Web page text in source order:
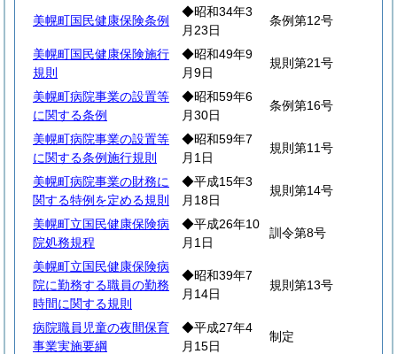
美幌町国民健康保険条例
◆昭和34年3
月23日
条例第12号
美幌町国民健康保険施行
規則
◆昭和49年9
月9日
規則第21号
美幌町病院事業の設置等
に関する条例
◆昭和59年6
月30日
条例第16号
美幌町病院事業の設置等
に関する条例施行規則
◆昭和59年7
月1日
規則第11号
美幌町病院事業の財務に
関する特例を定める規則
◆平成15年3
月18日
規則第14号
美幌町立国民健康保険病
院処務規程
◆平成26年10
月1日
訓令第8号
美幌町立国民健康保険病
院に勤務する職員の勤務
時間に関する規則
◆昭和39年7
月14日
規則第13号
病院職員児童の夜間保育
事業実施要綱
◆平成27年4
月15日
制定